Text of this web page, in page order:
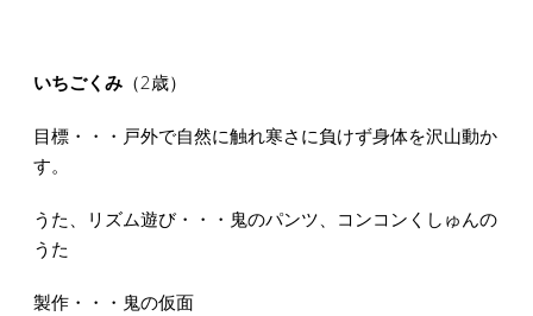
いちごくみ（2歳）
目標・・・戸外で自然に触れ寒さに負けず身体を沢山動か
す。
うた、リズム遊び・・・鬼のパンツ、コンコンくしゅんの
うた
製作・・・鬼の仮面